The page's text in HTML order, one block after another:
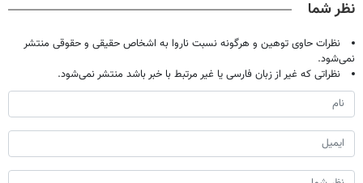
نظر شما
نظرات حاوی توهین و هرگونه نسبت ناروا به اشخاص حقیقی و حقوقی منتشر
نمی‌شود.
نظراتی که غیر از زبان فارسی یا غیر مرتبط با خبر باشد منتشر نمی‌شود.